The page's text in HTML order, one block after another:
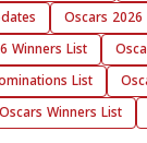
Oscars
Winners List
List
Oscars Winners List